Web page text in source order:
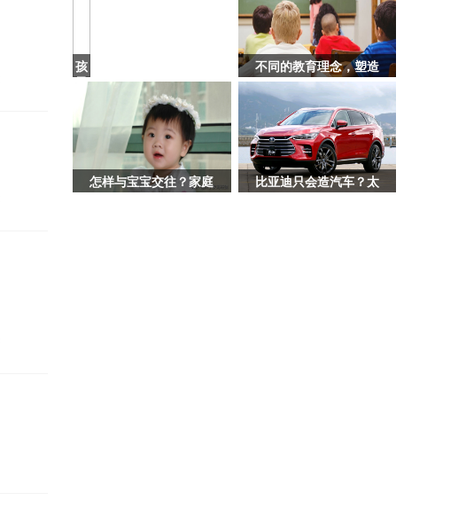
孩
子
撕
钱，
家
长
做
不同的教育理念，塑造
怎样与宝宝交往？家庭 比亚迪只会造汽车？太